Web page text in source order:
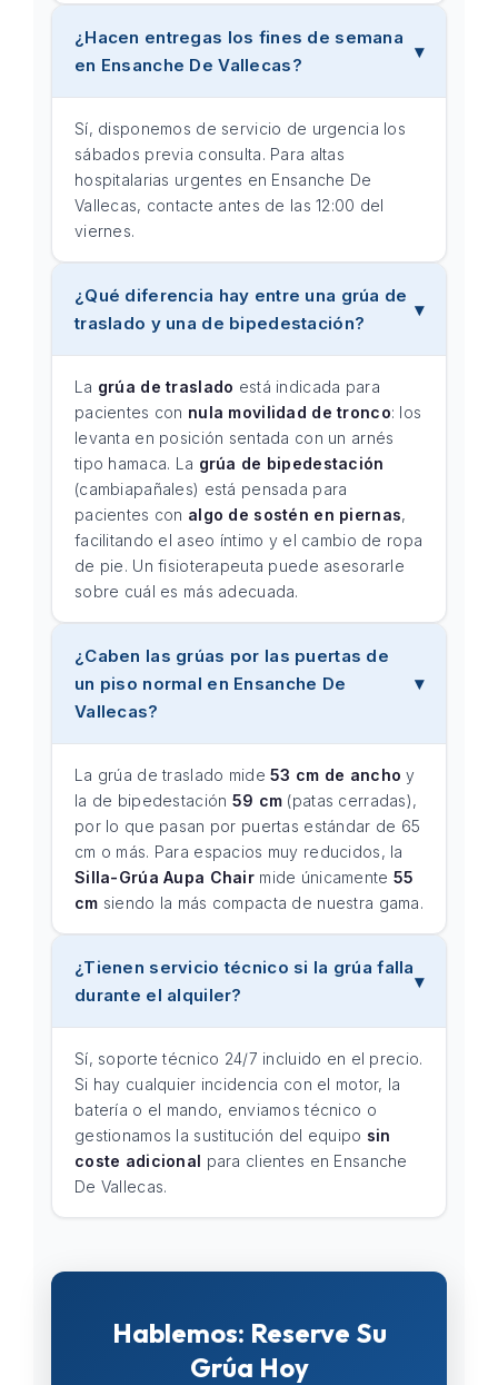
¿Hacen entregas los fines de semana
en Ensanche De Vallecas?
Sí, disponemos de servicio de urgencia los
sábados previa consulta. Para altas
hospitalarias urgentes en Ensanche De
Vallecas, contacte antes de las 12:00 del
viernes.
¿Qué diferencia hay entre una grúa de
traslado y una de bipedestación?
La grúa de traslado está indicada para
pacientes con nula movilidad de tronco: los
levanta en posición sentada con un arnés
tipo hamaca. La grúa de bipedestación
(cambiapañales) está pensada para
pacientes con algo de sostén en piernas,
facilitando el aseo íntimo y el cambio de ropa
de pie. Un fisioterapeuta puede asesorarle
sobre cuál es más adecuada.
¿Caben las grúas por las puertas de
un piso normal en Ensanche De
Vallecas?
La grúa de traslado mide53 cm de ancho y
la de bipedestación 59 cm (patas cerradas),
por lo que pasan por puertas estándar de 65
cm o más. Para espacios muy reducidos, la
Silla-Grúa Aupa Chair mide únicamente 55
cm siendo la más compacta de nuestra gama.
¿Tienen servicio técnico si la grúa falla
durante el alquiler?
Sí, soporte técnico 24/7 incluido en el precio.
Si hay cualquier incidencia con el motor, la
batería o el mando, enviamos técnico o
gestionamos la sustitución del equipo sin
coste adicional para clientes en Ensanche
De Vallecas.
Hablemos: Reserve Su
Grúa Hoy